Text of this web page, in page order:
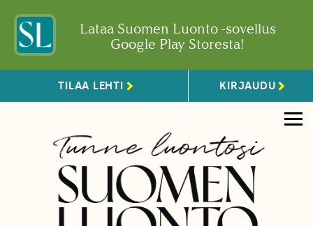
Lataa Suomen Luonto -sovellus
Google Play Storesta!
TILAA LEHTI KIRJAUDU